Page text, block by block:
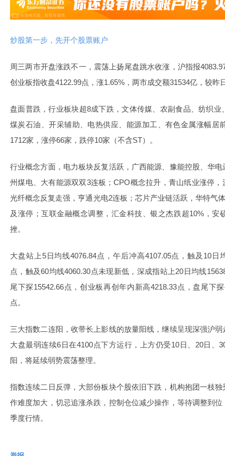
炒股第一步，先开个股票账户
周三两市开盘涨跌不一，震荡上扬尾盘跳水收涨，沪指报
创业板指收盘4122.99点，涨1.65%，两市成交额31534亿，较昨
盘面普跌，行业板块超8成下跌，文体传媒、农副食品、纺织
煤炭石油、开采辅助、电热供应、能源加工、有色金属涨幅居
1712家，涨停66家，跌停10家（不含ST）。
行业概念方面，电力板块反复活跃，广西能源、豫能控股、华
州煤电、大有能源双双3连板；CPO概念拉升，青山纸业涨停
光纤概念反复走强，亨通光电2连板；芯片产业链活跃，华特气
及涨停；互联金融概念调整，汇金科技、银之杰跌超10%，安
挫。
大盘站上5日均线4076.84点，午后冲高4107.05点，触及10日
点，触及60均线4060.30点未现新低，深成指站上20日均线
尾下探15542.66点，创业板再创年内新高4218.33点，盘尾下
点。
三大指数二连阳，收带长上影线的放量阳线，继续呈现深强沪
大盘最弱连续6日在4100点下方运行，上方仍受10日、20日、
阳，将延续弱势震荡整理。
指数连续二日反弹，大部份板块个股依旧下跌，机构抱团一枝
作难度加大，切忌追涨杀跌，控制仓位减少操作，等待调整到
季度行情。